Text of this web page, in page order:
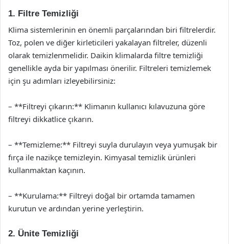
1. Filtre Temizliği
Klima sistemlerinin en önemli parçalarından biri filtrelerdir.
Toz, polen ve diğer kirleticileri yakalayan filtreler, düzenli
olarak temizlenmelidir. Daikin klimalarda filtre temizliği
genellikle ayda bir yapılması önerilir. Filtreleri temizlemek
için şu adımları izleyebilirsiniz:
– **Filtreyi çıkarın:** Klimanın kullanıcı kılavuzuna göre
filtreyi dikkatlice çıkarın.
– **Temizleme:** Filtreyi suyla durulayın veya yumuşak bir
fırça ile nazikçe temizleyin. Kimyasal temizlik ürünleri
kullanmaktan kaçının.
– **Kurulama:** Filtreyi doğal bir ortamda tamamen
kurutun ve ardından yerine yerleştirin.
2. Ünite Temizliği